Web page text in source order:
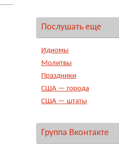
Послушать еще
Идиомы
Молитвы
Праздники
США — города
США — штаты
Группа Вконтакте